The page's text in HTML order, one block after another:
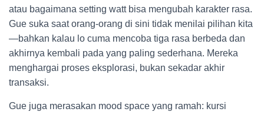
atau bagaimana setting watt bisa mengubah karakter rasa.
Gue suka saat orang-orang di sini tidak menilai pilihan kita
—bahkan kalau lo cuma mencoba tiga rasa berbeda dan
akhirnya kembali pada yang paling sederhana. Mereka
menghargai proses eksplorasi, bukan sekadar akhir
transaksi.
Gue juga merasakan mood space yang ramah: kursi